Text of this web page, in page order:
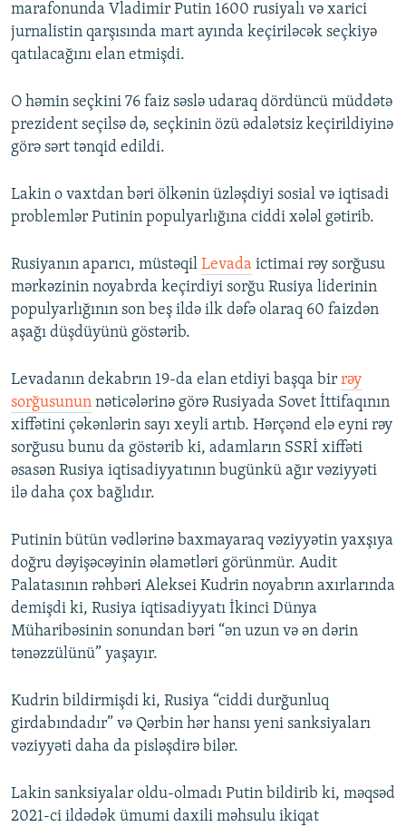
marafonunda Vladimir Putin 1600 rusiyalı və xarici
jurnalistin qarşısında mart ayında keçiriləcək seçkiyə
qatılacağını elan etmişdi.
O həmin seçkini 76 faiz səslə udaraq dördüncü müddətə
prezident seçilsə də, seçkinin özü ədalətsiz keçirildiyinə
görə sərt tənqid edildi.
Lakin o vaxtdan bəri ölkənin üzləşdiyi sosial və iqtisadi
problemlər Putinin populyarlığına ciddi xələl gətirib.
Rusiyanın aparıcı, müstəqil Levada ictimai rəy sorğusu
mərkəzinin noyabrda keçirdiyi sorğu Rusiya liderinin
populyarlığının son beş ildə ilk dəfə olaraq 60 faizdən
aşağı düşdüyünü göstərib.
Levadanın dekabrın 19-da elan etdiyi başqa bir rəy
sorğusunun nəticələrinə görə Rusiyada Sovet İttifaqının
xiffətini çəkənlərin sayı xeyli artıb. Hərçənd elə eyni rəy
sorğusu bunu da göstərib ki, adamların SSRİ xiffəti
əsasən Rusiya iqtisadiyyatının bugünkü ağır vəziyyəti
ilə daha çox bağlıdır.
Putinin bütün vədlərinə baxmayaraq vəziyyətin yaxşıya
doğru dəyişəcəyinin əlamətləri görünmür. Audit
Palatasının rəhbəri Aleksei Kudrin noyabrın axırlarında
demişdi ki, Rusiya iqtisadiyyatı İkinci Dünya
Müharibəsinin sonundan bəri “ən uzun və ən dərin
tənəzzülünü” yaşayır.
Kudrin bildirmişdi ki, Rusiya “ciddi durğunluq
girdabındadır” və Qərbin hər hansı yeni sanksiyaları
vəziyyəti daha da pisləşdirə bilər.
Lakin sanksiyalar oldu-olmadı Putin bildirib ki, məqsəd
2021-ci ildədək ümumi daxili məhsulu ikiqat